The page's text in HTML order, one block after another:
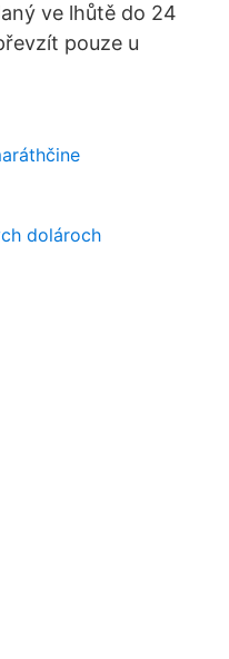
ve lhůtě do 24
pouze u
dolároch